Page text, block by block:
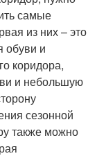
самые
из них – это
обуви и
коридора,
и небольшую
сезонной
также можно